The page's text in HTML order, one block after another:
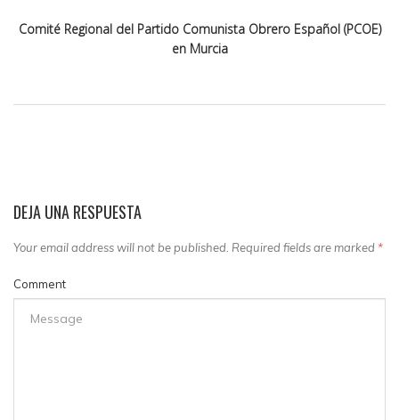
Comité Regional del Partido Comunista Obrero Español (PCOE)
en Murcia
DEJA UNA RESPUESTA
Your email address will not be published. Required fields are marked *
Comment